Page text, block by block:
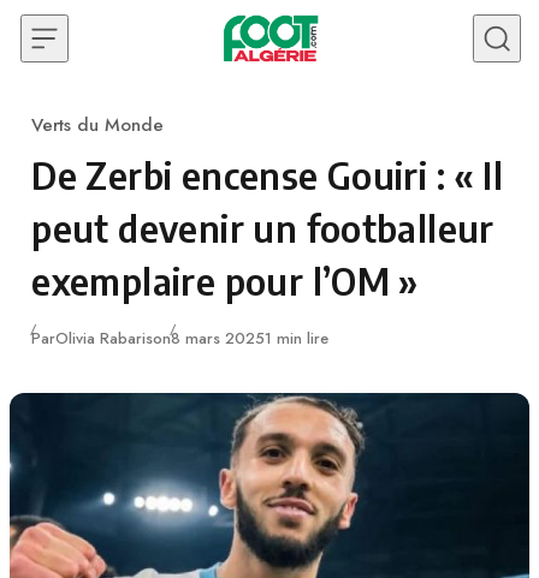
Skip to content
Category
Verts du Monde
De Zerbi encense Gouiri : « Il
peut devenir un footballeur
exemplaire pour l’OM »
ParOlivia RabarisonPublié
8 mars 20251 min lire